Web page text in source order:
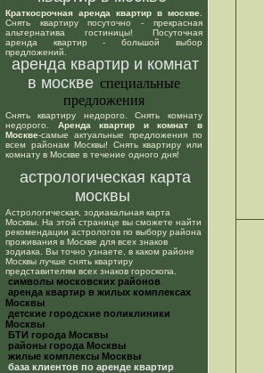
Краткосрочная аренда квартир в москве
Снять квартиру посуточно - прекрасная
альтернатива гостиницы! Посуточная
аренда квартир - большой выбор
предложений.
аренда квартир и комнат
в москве специальные
предложения
Снять квартиру недорого. Снять комнату
недорого. Аренда квартир и комнат в
Москве-самые актуальные предложения по
всем районам Москвы! Снять квартиру или
комнату в Москве в течение одного дня!
астрологическая карта
москвы
Астрологическая, зодиакальная карта
Москвы. На этой странице вы сможете найти
рекомендации астрологов по выбору района
проживания в Москве для всех знаков
зодиака. Вы точно узнаете, в каком районе
Москвы лучше снять квартиру
представителям всех знаков гороскопа.
cимволы московских районов
аренда квартир в жилых комплексах
Москвы
детские городские поликлиники
Москвы
БТИ города Москвы
районы города Москвы
жилые комплексы Москвы
база клиентов по аренде квартир